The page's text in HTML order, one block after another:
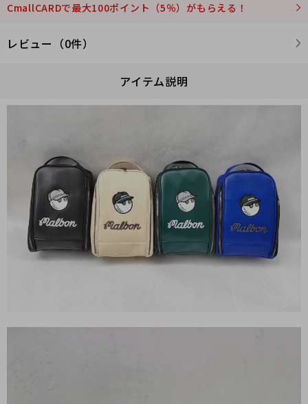
CmallCARDで最大100ポイント（5％）がもらえる！
レビュー（0件）
アイテム説明